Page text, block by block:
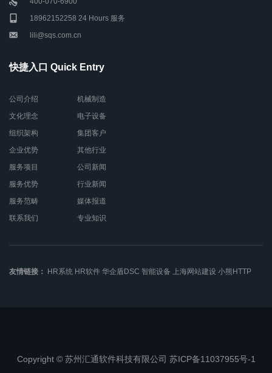
18962152258 24 Hours 服务
lili@sqs.com.cn
快捷入口 Quick Entry
公司介绍
文化理念
组织架构
企业优势
服务项目
服务优势
服务范畴
联系我们
机械制造
电子设备
集团客户
其他行业
公司新闻
行业新闻
媒体报道
专业知识
友情链接： HR系统 HR软件 华企盾DSC 智能设备 上海网站建设 小熊HTTP
Copyright © 苏州汇通软件科技有限公司 苏ICP备11037955号-1